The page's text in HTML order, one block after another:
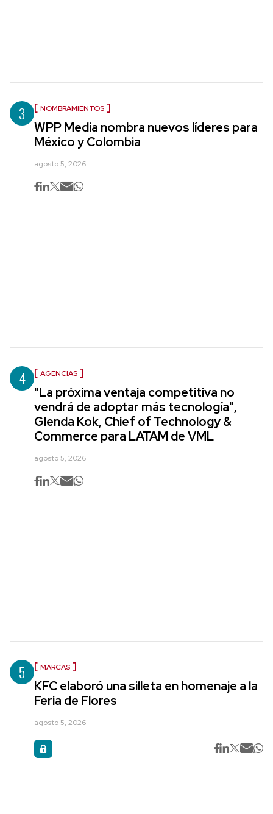
3 NOMBRAMIENTOS
WPP Media nombra nuevos líderes para
México y Colombia
agosto 5, 2026
4 AGENCIAS
"La próxima ventaja competitiva no
vendrá de adoptar más tecnología",
Glenda Kok, Chief of Technology &
Commerce para LATAM de VML
agosto 5, 2026
5 MARCAS
KFC elaboró una silleta en homenaje a la
Feria de Flores
agosto 5, 2026